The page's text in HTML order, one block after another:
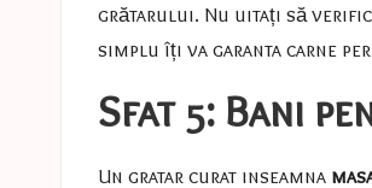
grătarului. Nu uitați să
simplu îți va garanta carne
Sfat 5: Bani
Un gratar curat inseamna